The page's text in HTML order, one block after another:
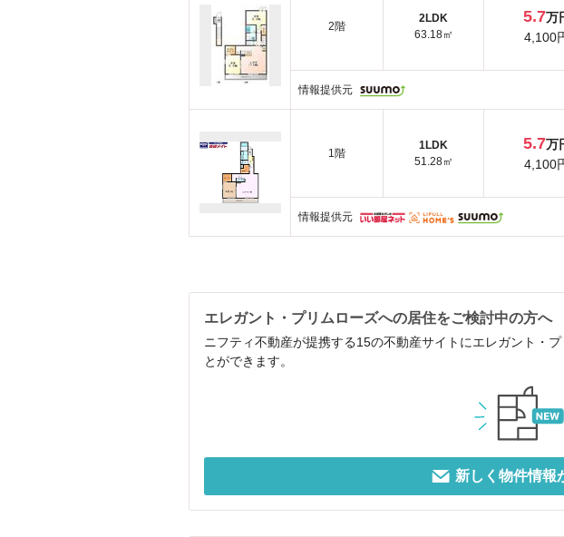
2階
2LDK
63.18㎡
5.7万
4,100
情報提供元
1階
1LDK
51.28㎡
5.7万
4,100
情報提供元
エレガント・プリムローズへの居住をご検討中の方へ
ニフティ不動産が提携する15の不動産サイトにエレガント・
とができます。
新しく物件情報